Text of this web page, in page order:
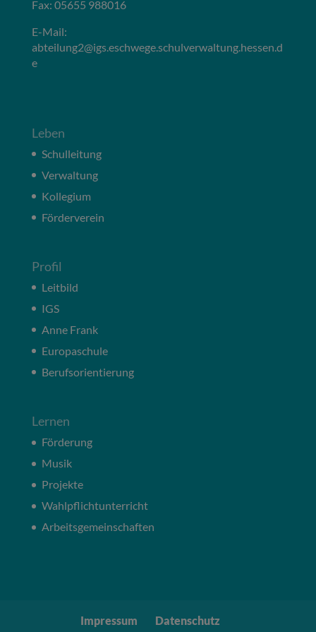
Fax: 05655 988016
E-Mail:
abteilung2@igs.eschwege.schulverwaltung.hessen.d
e
Leben
Schulleitung
Verwaltung
Kollegium
Förderverein
Profil
Leitbild
IGS
Anne Frank
Europaschule
Berufsorientierung
Lernen
Förderung
Musik
Projekte
Wahlpflichtunterricht
Arbeitsgemeinschaften
Impressum Datenschutz